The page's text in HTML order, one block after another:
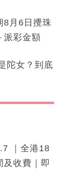
8月6日攪珠
派彩金額
陀女？到底
｜全港18
及收費｜即